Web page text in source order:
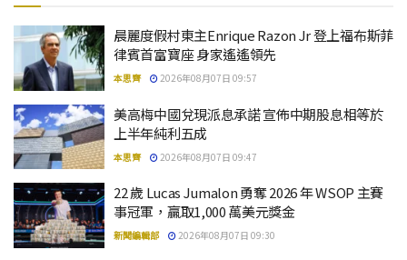
晨麗度假村東主Enrique Razon Jr 登上福布斯菲
律賓首富寶座 身家遙遙領先
本思齊 2026年08月07日 09:57
美高梅中國兌現派息承諾 宣佈中期股息相等於
上半年純利五成
本思齊 2026年08月07日 09:47
22 歲 Lucas Jumalon 勇奪 2026 年 WSOP 主賽
事冠軍，贏取1,000 萬美元獎金
新聞編輯部 2026年08月07日 09:30